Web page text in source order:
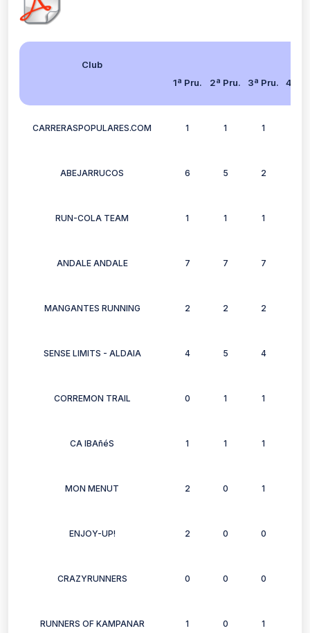
Club
1ª Pru.
2ª Pru. 3ª Pru. 4ª
CARRERASPOPULARES.COM 1 1 1
ABEJARRUCOS 6 5 2
RUN-COLA TEAM 1 1 1
ANDALE ANDALE 7 7 7
MANGANTES RUNNING 2 2 2
SENSE LIMITS - ALDAIA 4 5 4
CORREMON TRAIL 0 1 1
CA IBAñéS 1 1 1
MON MENUT 2 0 1
ENJOY-UP! 2 0 0
CRAZYRUNNERS 0 0 0
RUNNERS OF KAMPANAR 1 0 1